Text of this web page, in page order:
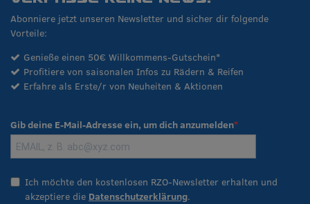
Abonniere jetzt unseren Newsletter und sicher dir folgende
Vorteile:
Genieße einen 50€ Willkommens-Gutschein*
Profitiere von saisonalen Infos zu Rädern & Reifen
Erfahre als Erste/r von Neuheiten & Aktionen
Gib deine E-Mail-Adresse ein, um dich anzumelden
Ich möchte den kostenlosen RZO-Newsletter erhalten und
akzeptiere die Datenschutzerklärung.